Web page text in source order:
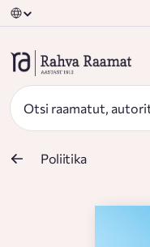
Poliitika